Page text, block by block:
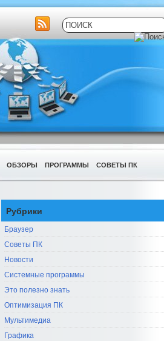
ОБЗОРЫ ПРОГРАММЫ СОВЕТЫ ПК
Рубрики
Браузер
Советы ПК
Новости
Системные программы
Это полезно знать
Оптимизация ПК
Мультимедиа
Графика